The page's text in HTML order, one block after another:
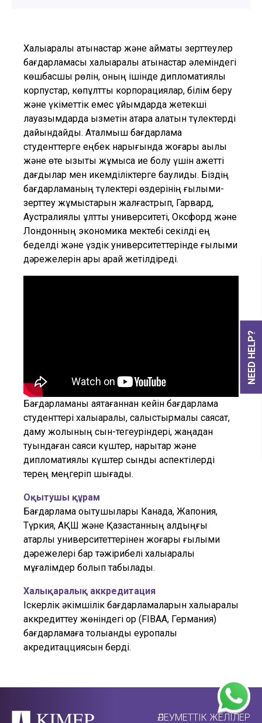
NEED HELP?
Халықаралық қатынастар және аймақтық зерттеулер
бағдарламасы халықаралық қатынастар әлеміндегі
көшбасшы рөлін, оның ішінде дипломатиялық
корпустар, көпұлтты корпорациялар, білім беру
және үкіметтік емес ұйымдарда жетекші
лауазымдарда қызметін атқара алатын түлектерді
дайындайды. Аталмыш бағдарлама
студенттерге еңбек нарығында жоғары ақылы
және өте қызықты жұмысқа ие болу үшін қажетті
дағдылар мен икемділіктерге баулиды. Біздің
бағдарламаның түлектері өздерінің ғылыми-
зерттеу жұмыстарын жалғастрып, Гарвард,
Аустралиялық ұлттық университеті, Оксфорд және
Лондонның экономика мектебі секілді ең
беделді және үздік университеттерінде ғылыми
дәрежелерін ары қарай жетілдіреді.
Бағдарламаны аяқтағаннан кейін бағдарлама
студенттері халықаралық, салыстырмалы саясат,
даму жолының сын-тегеуріндері, жаңадан
туындаған саяси күштер, нарықтар және
дипломатиялық күштер сынды аспектілерді
терең меңгеріп шығады.
Оқытушы құрам
Бағдарлама оқытушылары Канада, Жапония,
Түркия, АҚШ және Қазақстанның алдыңғы
қатарлы университеттерінен жоғары ғылыми
дәрежелері бар тәжірибелі халықаралық
мұғалімдер болып табылады.
Халықаралық аккредитация
Іскерлік әкімшілік бағдарламаларын халықаралық
аккредиттеу жөніндегі қор (FIBAA, Германия)
бағдарламаға толыққанды еуропалық
акредитацциясын берді.
ӘЛЕУМЕТТІК ЖЕЛІЛЕР